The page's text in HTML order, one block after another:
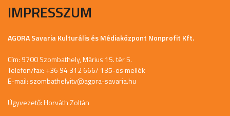
IMPRESSZUM
AGORA Savaria Kulturális és Médiaközpont Nonprofit Kft.
Cím: 9700 Szombathely, Márius 15. tér 5.
Telefon/fax: +36 94 312 666/ 135-ös mellék
E-mail: szombathelyitv@agora-savaria.hu
Ügyvezető: Horváth Zoltán